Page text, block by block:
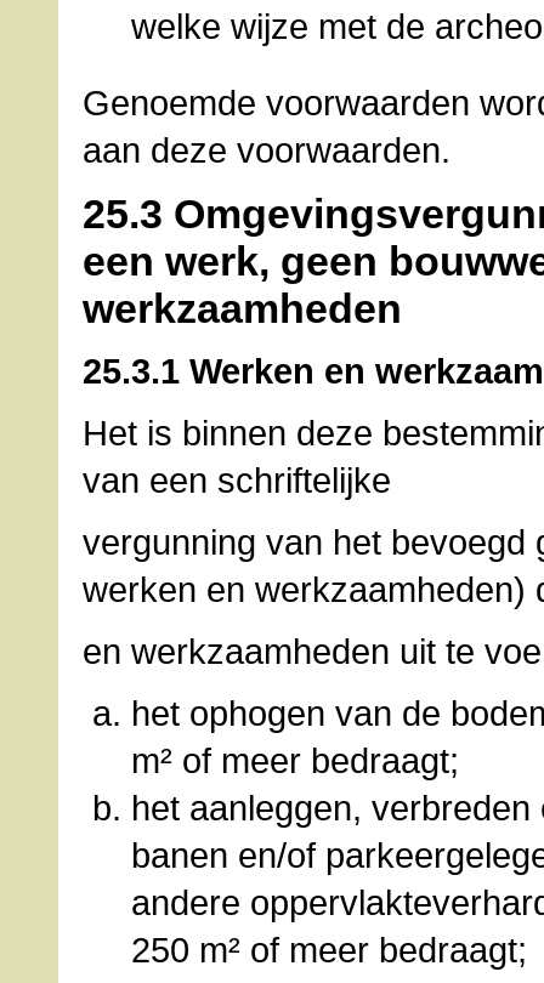
welke wijze met de
Genoemde voorwaarden
aan deze voorwaarden.
25.3
een werk, geen
werkzaamheden
25.3.1 Werken en
Het is binnen deze
van een schriftelijke
vergunning van het
werken en werkzaamheden)
en werkzaamheden uit te
het ophogen van de
m² of meer bedraagt;
het aanleggen,
banen en/of
andere
250 m² of meer bedraagt;